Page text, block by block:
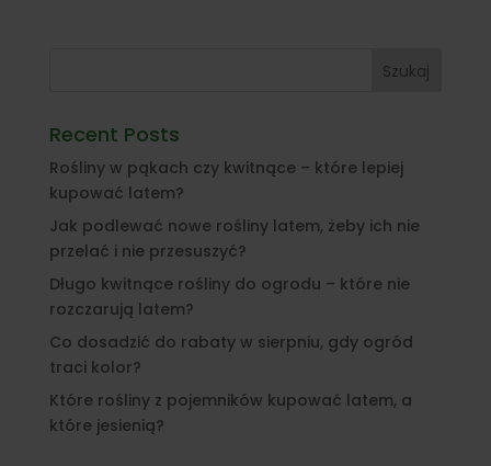
Szukaj
Recent Posts
Rośliny w pąkach czy kwitnące – które lepiej
kupować latem?
Jak podlewać nowe rośliny latem, żeby ich nie
przelać i nie przesuszyć?
Długo kwitnące rośliny do ogrodu – które nie
rozczarują latem?
Co dosadzić do rabaty w sierpniu, gdy ogród
traci kolor?
Które rośliny z pojemników kupować latem, a
które jesienią?